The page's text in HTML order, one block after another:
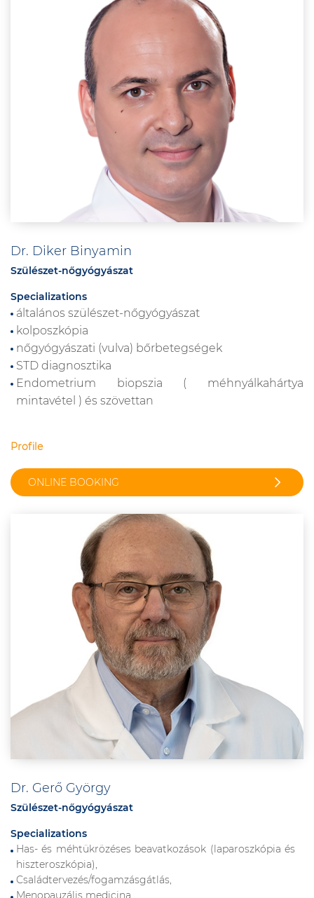
Dr. Diker Binyamin
Szülészet-nőgyógyászat
Specializations
általános szülészet-nőgyógyászat
kolposzkópia
nőgyógyászati (vulva) bőrbetegségek
STD diagnosztika
Endometrium biopszia ( méhnyálkahártya
mintavétel ) és szövettan
Profile
ONLINE BOOKING
Dr. Gerő György
Szülészet-nőgyógyászat
Specializations
Has- és méhtükrözéses beavatkozások (laparoszkópia és
hiszteroszkópia),
Családtervezés/fogamzásgátlás,
Menopauzális medicina